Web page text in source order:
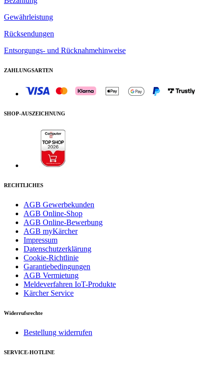
Gewährleistung
Rücksendungen
Entsorgungs- und Rücknahmehinweise
ZAHLUNGSARTEN
SHOP-AUSZEICHNUNG
RECHTLICHES
AGB Gewerbekunden
AGB Online-Shop
AGB Online-Bewerbung
AGB myKärcher
Impressum
Datenschutzerklärung
Cookie-Richtlinie
Garantiebedingungen
AGB Vermietung
Meldeverfahren IoT-Produkte
Kärcher Service
Widerrufsrechte
Bestellung widerrufen
SERVICE-HOTLINE